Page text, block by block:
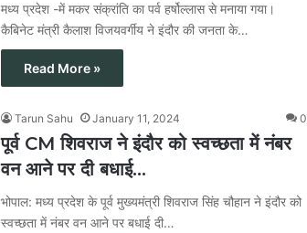
मध्य प्रदेश -में मकर संक्रांति का पर्व हर्षोल्लास से मनाया गया।
कैबिनेट मंत्री कैलाश विजयवर्गीय ने इंदौर की जनता के…
Read More »
Tarun Sahu January 11, 2024 0
पूर्व CM शिवराज ने इंदौर को स्वच्छता में नंबर
वन आने पर दी बधाई…
भोपाल: मध्य प्रदेश के पूर्व मुख्यमंत्री शिवराज सिंह चौहान ने इंदौर को
स्वच्छता में नंबर वन आने पर बधाई दी…